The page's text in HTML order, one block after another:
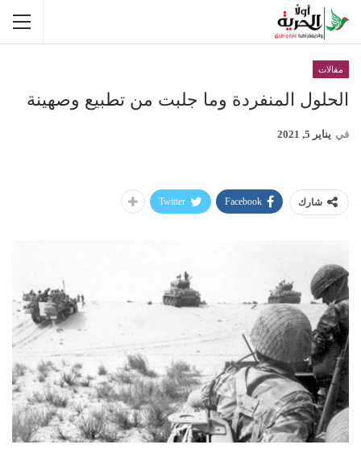
مقالات
الحلول المنفردة وما جلبت من تطبيع وصهينة
في يناير 5, 2021
شارك Facebook
Twitter